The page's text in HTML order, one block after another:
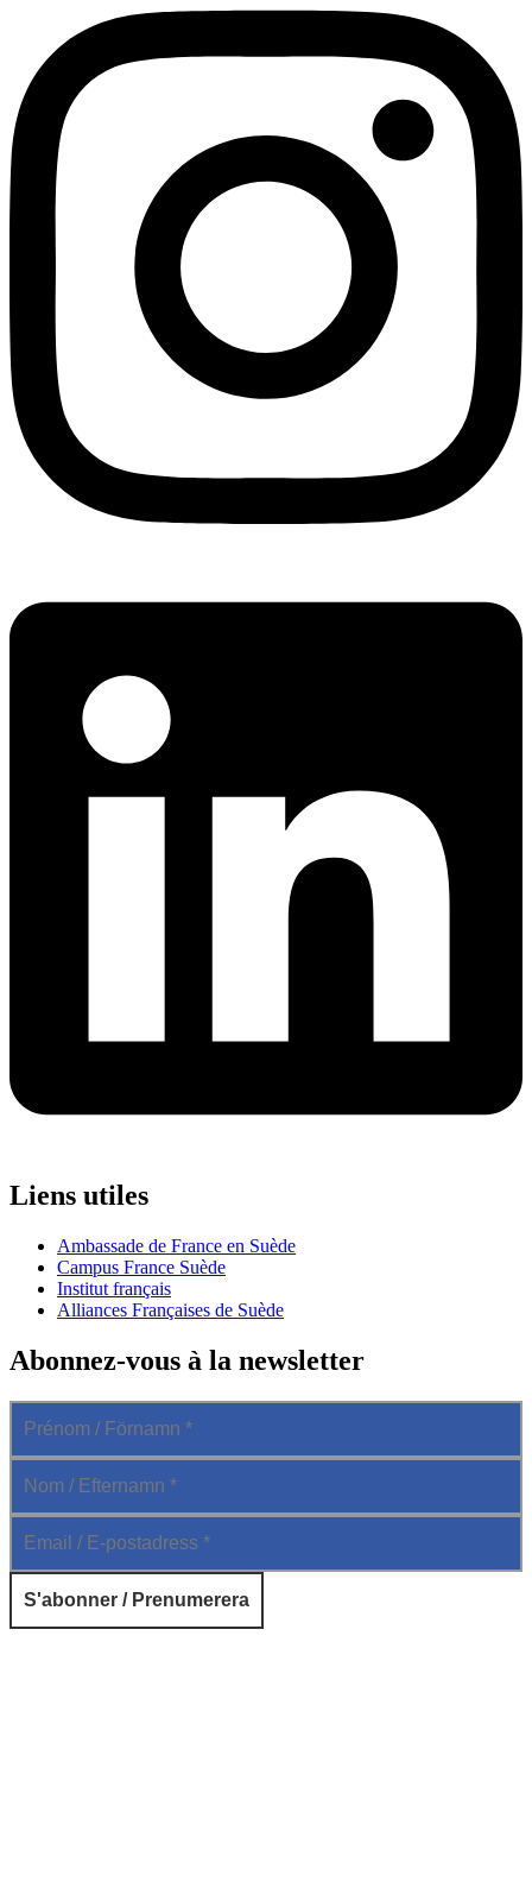
Liens utiles
Ambassade de France en Suède
Campus France Suède
Institut français
Alliances Françaises de Suède
Abonnez-vous à la newsletter